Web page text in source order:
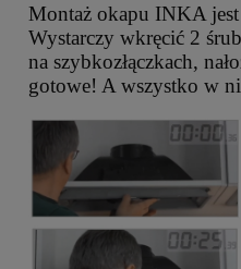
Montaż okapu INKA
Wystarczy wkręcić 2
na szybkozłączkach,
gotowe! A wszystko w